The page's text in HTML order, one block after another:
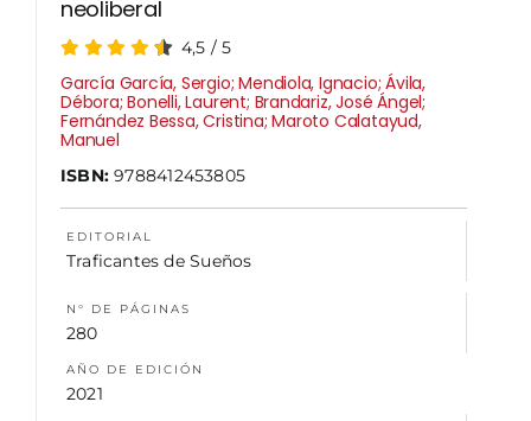
LISTADOS
NOSOTROS
neoliberal
4,5 /5
García García, Sergio; Mendiola, Ignacio; Ávila,
Débora; Bonelli, Laurent; Brandariz, José Ángel;
Fernández Bessa, Cristina; Maroto Calatayud,
Manuel
ISBN:9788412453805
EDITORIAL
Traficantes de Sueños
N° DE PÁGINAS
280
AÑO DE EDICIÓN
2021